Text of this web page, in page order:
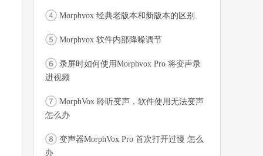
Morphvox 经典老版本和新版本的区别
Morphvox 软件内部降噪调节
录屏时如何使用Morphvox Pro 将变声录
进视频
MorphVox 聆听变声，软件使用无法变声
怎么办
变声器MorphVox Pro 首次打开过慢 怎么
办